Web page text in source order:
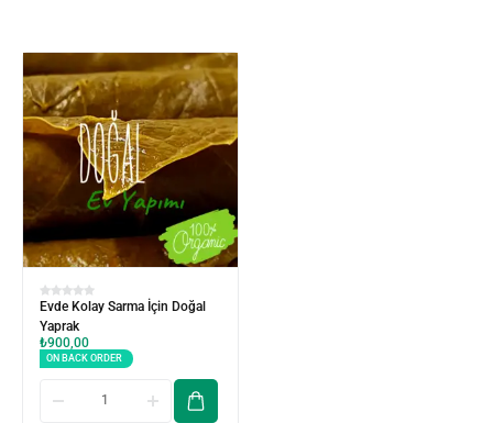
Evde Kolay Sarma İçin Doğal
Yaprak
₺900,00
ON BACK ORDER